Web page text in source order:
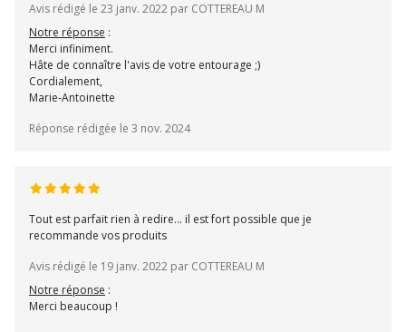
Avis rédigé le 23 janv. 2022 par COTTEREAU M
Notre réponse :
Merci infiniment.
Hâte de connaître l'avis de votre entourage ;)
Cordialement,
Marie-Antoinette
Réponse rédigée le 3 nov. 2024
Tout est parfait rien à redire... il est fort possible que je
recommande vos produits
Avis rédigé le 19 janv. 2022 par COTTEREAU M
Notre réponse :
Merci beaucoup !